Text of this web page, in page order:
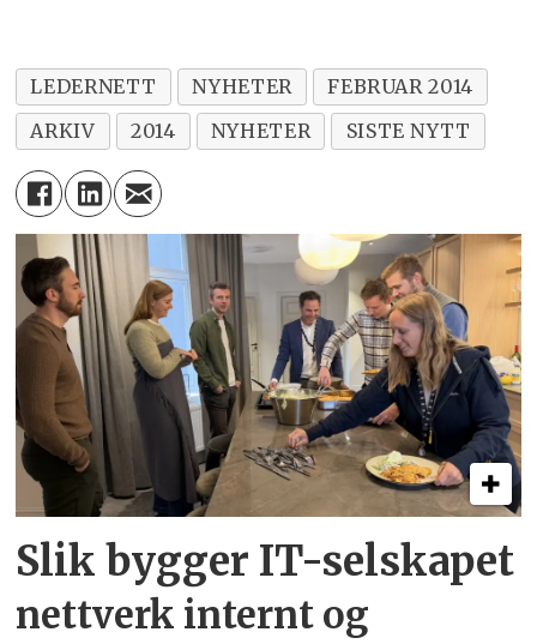
LEDERNETT NYHETER
FEBRUAR 2014
ARKIV
2014 NYHETER SISTE NYTT
Slik bygger IT-selskapet
nettverk internt og